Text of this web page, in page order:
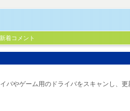
新着コメント
バやゲーム用のドライバをスキャンし、